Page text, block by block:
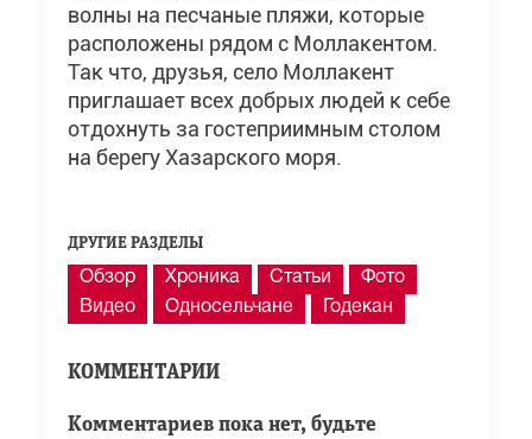
волны на песчаные пляжи, которые
расположены рядом с Моллакентом.
Так что, друзья, село Моллакент
приглашает всех добрых людей к себе
отдохнуть за гостеприимным столом
на берегу Хазарского моря.
ДРУГИЕ РАЗДЕЛЫ
Обзор Хроника Статьи
Фото
Видео
Односельчане Годекан
КОММЕНТАРИИ
Комментариев пока нет, будьте